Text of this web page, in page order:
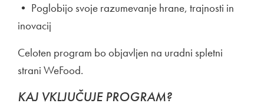
• Poglobijo svoje razumevanje hrane, trajnosti in
inovacij
Celoten program bo objavljen na uradni spletni
strani WeFood.
KAJ VKLJUČUJE PROGRAM?